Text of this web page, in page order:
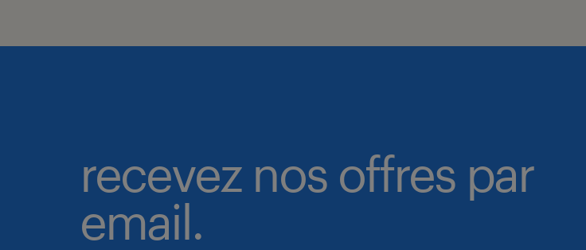
recevez nos offres par
email.